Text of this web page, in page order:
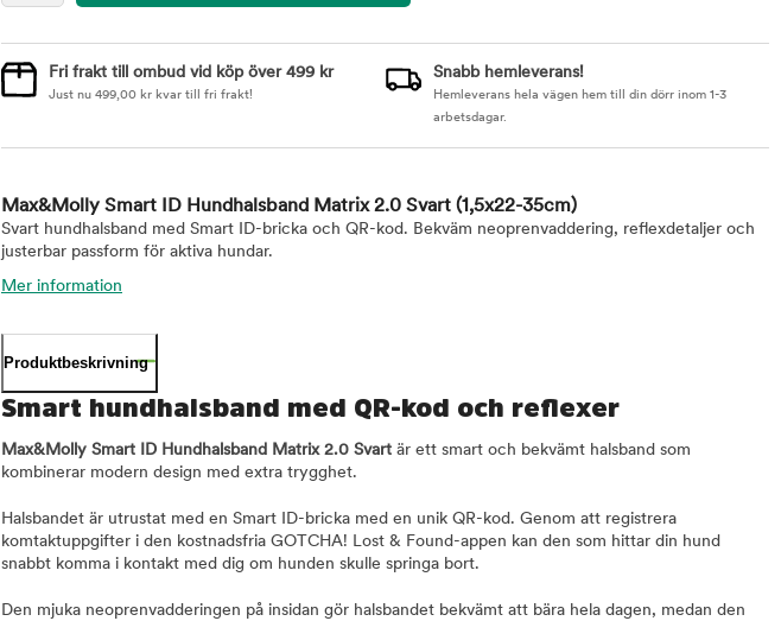
Fri frakt till ombud vid köp över 499 kr
Just nu 499,00 kr kvar till fri frakt!
Snabb hemleverans!
Hemleverans hela vägen hem till din dörr inom 1-3
arbetsdagar.
Max&Molly Smart ID Hundhalsband Matrix 2.0 Svart (1,5x22-35cm)
Svart hundhalsband med Smart ID-bricka och QR-kod. Bekväm neoprenvaddering, reflexdetaljer och
justerbar passform för aktiva hundar.
Mer information
Produktbeskrivning
Smart hundhalsband med QR-kod och reflexer
Max&Molly Smart ID Hundhalsband Matrix 2.0 Svart är ett smart och bekvämt halsband som
kombinerar modern design med extra trygghet.
Halsbandet är utrustat med en Smart ID-bricka med en unik QR-kod. Genom att registrera
komtaktuppgifter i den kostnadsfria GOTCHA! Lost & Found-appen kan den som hittar din hund
snabbt komma i kontakt med dig om hunden skulle springa bort.
Den mjuka neoprenvadderingen på insidan gör halsbandet bekvämt att bära hela dagen, medan den